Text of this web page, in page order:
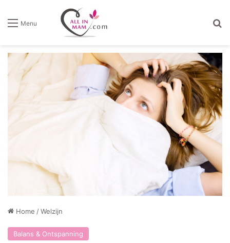
Menu
Home /Welzijn
Balans & Ontspanning